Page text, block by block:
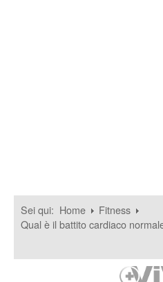
Sei qui: Home
Fitness
Qual è il battito cardiaco